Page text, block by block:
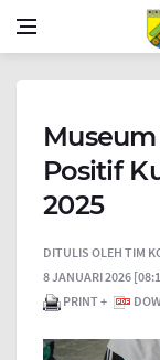
Positif
2025
DITULIS OLEH TIM
8 JANUARI 2026
PRINT +